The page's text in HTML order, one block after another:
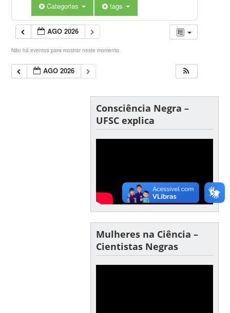
Categorias tags
AGO 2026
Não há eventos para mostrar neste momento.
AGO 2026
Consciência Negra –
UFSC explica
Mulheres na Ciência –
Cientistas Negras